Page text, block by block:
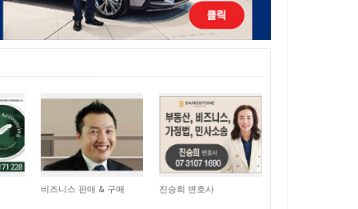
15,055
비즈니스 판매 & 구매 11,056
진승희 변호사